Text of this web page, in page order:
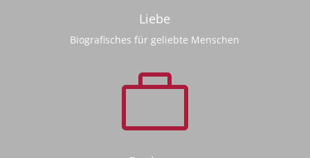
Liebe
Biografisches für geliebte Menschen
